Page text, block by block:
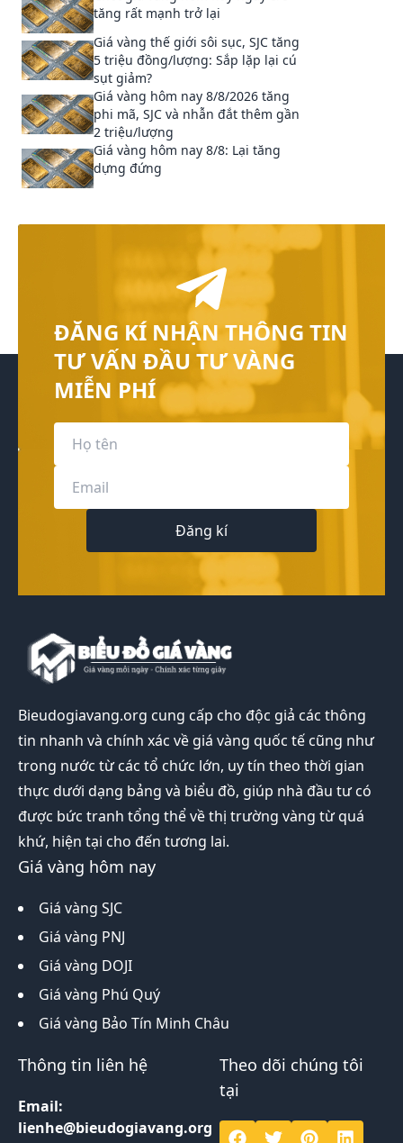
tăng rất mạnh trở lại
Giá vàng thế giới sôi sục, SJC tăng
5 triệu đồng/lượng: Sắp lặp lại cú
sụt giảm?
Giá vàng hôm nay 8/8/2026 tăng
phi mã, SJC và nhẫn đắt thêm gần
2 triệu/lượng
Giá vàng hôm nay 8/8: Lại tăng
dựng đứng
ĐĂNG KÍ NHẬN THÔNG TIN
TƯ VẤN ĐẦU TƯ VÀNG
MIỄN PHÍ
Đăng kí
Bieudogiavang.org cung cấp cho độc giả các thông
tin nhanh và chính xác về giá vàng quốc tế cũng như
trong nước từ các tổ chức lớn, uy tín theo thời gian
thực dưới dạng bảng và biểu đồ, giúp nhà đầu tư có
được bức tranh tổng thể về thị trường vàng từ quá
khứ, hiện tại cho đến tương lai.
Giá vàng hôm nay
Giá vàng SJC
Giá vàng PNJ
Giá vàng DOJI
Giá vàng Phú Quý
Giá vàng Bảo Tín Minh Châu
Thông tin liên hệ
Email:
lienhe@bieudogiavang.org
Theo dõi chúng tôi
tại